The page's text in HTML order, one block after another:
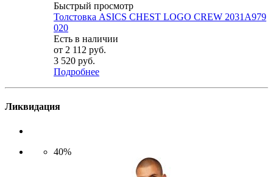
Быстрый просмотр
Толстовка ASICS CHEST LOGO CREW 2031A979
020
Есть в наличии
от 2 112 руб.
3 520 руб.
Подробнее
Ликвидация
40%